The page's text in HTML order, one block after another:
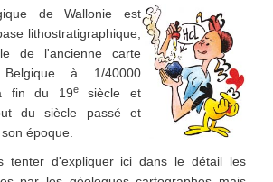
de Wallonie est
lithostratigraphique,
de l'ancienne carte
à 1/40000
fin du 19esiècle et
du siècle passé et
époque.
tenter d'expliquer ici dans le détail les